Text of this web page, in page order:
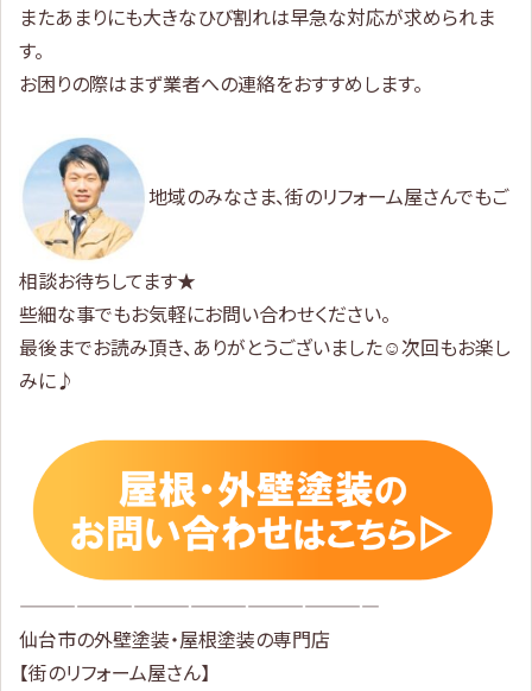
またあまりにも大きなひび割れは早急な対応が求められま
す。
お困りの際はまず業者への連絡をおすすめします。
地域のみなさま、街のリフォーム屋さんでもご
相談お待ちしてます★
些細な事でもお気軽にお問い合わせください。
最後までお読み頂き、ありがとうございました☺次回もお楽し
みに♪
———————————————————
仙台市の外壁塗装・屋根塗装の専門店
【街のリフォーム屋さん】